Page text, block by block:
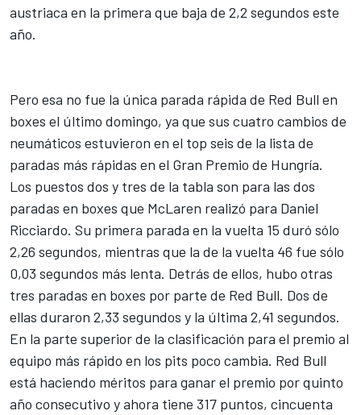
austriaca en la primera que baja de 2,2 segundos este
año.
Pero esa no fue la única parada rápida de Red Bull en
boxes el último domingo, ya que sus cuatro cambios de
neumáticos estuvieron en el top seis de la lista de
paradas más rápidas en el Gran Premio de Hungría.
Los puestos dos y tres de la tabla son para las dos
paradas en boxes que McLaren realizó para Daniel
Ricciardo. Su primera parada en la vuelta 15 duró sólo
2,26 segundos, mientras que la de la vuelta 46 fue sólo
0,03 segundos más lenta. Detrás de ellos, hubo otras
tres paradas en boxes por parte de Red Bull. Dos de
ellas duraron 2,33 segundos y la última 2,41 segundos.
En la parte superior de la clasificación para el premio al
equipo más rápido en los pits poco cambia. Red Bull
está haciendo méritos para ganar el premio por quinto
año consecutivo y ahora tiene 317 puntos, cincuenta